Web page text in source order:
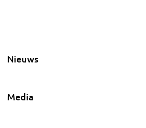
Nieuws
Media